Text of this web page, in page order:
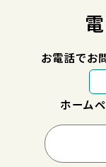
お電話でお
ホーム